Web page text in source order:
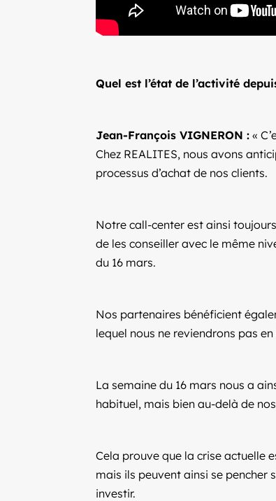
Quel est l’état de l’activité
Jean-François VIGNERON : «
Chez REALITES, nous avons
processus d’achat de nos clients.
Notre call-center est ainsi
de les conseiller avec le même
du 16 mars.
Nos partenaires bénéficient
lequel nous ne reviendrons pas
La semaine du 16 mars nous a
habituel, mais bien au-delà de
Cela prouve que la crise actuelle
mais ils peuvent ainsi se pencher
investir.